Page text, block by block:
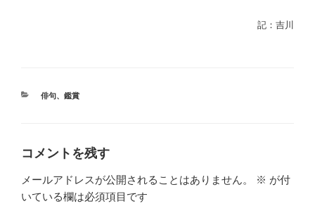
記：吉川
カ
俳句、 鑑賞
コメントを残す
メールアドレスが公開されることはありません。 ※ が付
いている欄は必須項目です